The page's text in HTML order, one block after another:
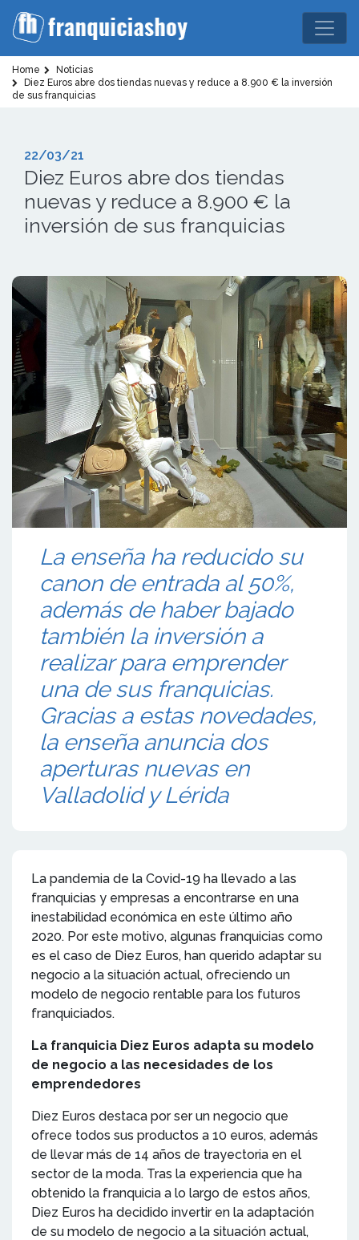
Home
Noticias
Diez Euros abre dos tiendas nuevas y reduce a 8.900 € la inversión
de sus franquicias
22/03/21
Diez Euros abre dos tiendas
nuevas y reduce a 8.900 € la
inversión de sus franquicias
La enseña ha reducido su
canon de entrada al 50%,
además de haber bajado
también la inversión a
realizar para emprender
una de sus franquicias.
Gracias a estas novedades,
la enseña anuncia dos
aperturas nuevas en
Valladolid y Lérida
La pandemia de la Covid-19 ha llevado a las
franquicias y empresas a encontrarse en una
inestabilidad económica en este último año
2020. Por este motivo, algunas franquicias como
es el caso de Diez Euros, han querido adaptar su
negocio a la situación actual, ofreciendo un
modelo de negocio rentable para los futuros
franquiciados.
La franquicia Diez Euros adapta su modelo
de negocio a las necesidades de los
emprendedores
Diez Euros destaca por ser un negocio que
ofrece todos sus productos a 10 euros, además
de llevar más de 14 años de trayectoria en el
sector de la moda. Tras la experiencia que ha
obtenido la franquicia a lo largo de estos años,
Diez Euros ha decidido invertir en la adaptación
de su modelo de negocio a la situación actual,